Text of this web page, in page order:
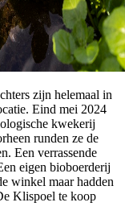
zijn helemaal in
Eind mei 2024
kwekerij
runden ze de
Een verrassende
eigen bioboerderij
winkel maar hadden
Klispoel te koop